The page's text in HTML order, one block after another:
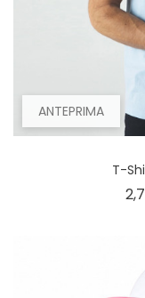
ANTEPRIMA
T-